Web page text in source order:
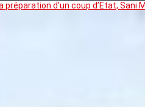
préparation d’un coup d’Etat,